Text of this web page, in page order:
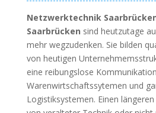
Netzwerktechnik
Saarbrücken sind heutzutage
mehr wegzudenken. Sie bilden
von heutigen
eine reibungslose
Warenwirtschaftssytemen und
Logistiksystemen. Einen